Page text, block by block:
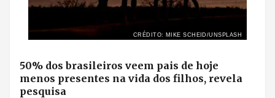
CRÉDITO: MIKE SCHEID/UNSPLASH
50% dos brasileiros veem pais de hoje
menos presentes na vida dos filhos, revela
pesquisa